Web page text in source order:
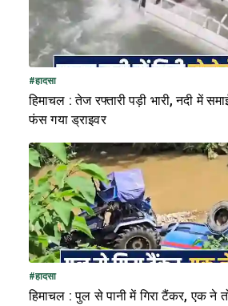
#हादसा
हिमाचल : तेज रफ्तारी पड़ी भारी, नदी में
फंस गया ड्राइवर
#हादसा
हिमाचल : पुल से पानी में गिरा टैंकर, एक ने